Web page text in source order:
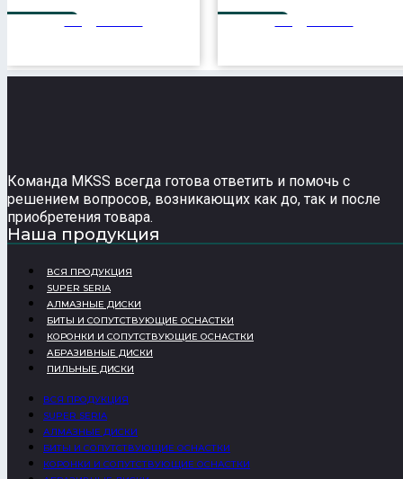
Команда MKSS всегда готова ответить и помочь с
решением вопросов, возникающих как до, так и после
приобретения товара.
Наша продукция
ВСЯ ПРОДУКЦИЯ
SUPER SERIA
АЛМАЗНЫЕ ДИСКИ
БИТЫ И СОПУТСТВУЮЩИЕ ОСНАСТКИ
КОРОНКИ И СОПУТСТВУЮЩИЕ ОСНАСТКИ
АБРАЗИВНЫЕ ДИСКИ
ПИЛЬНЫЕ ДИСКИ
ВСЯ ПРОДУКЦИЯ
SUPER SERIA
АЛМАЗНЫЕ ДИСКИ
БИТЫ И СОПУТСТВУЮЩИЕ ОСНАСТКИ
КОРОНКИ И СОПУТСТВУЮЩИЕ ОСНАСТКИ